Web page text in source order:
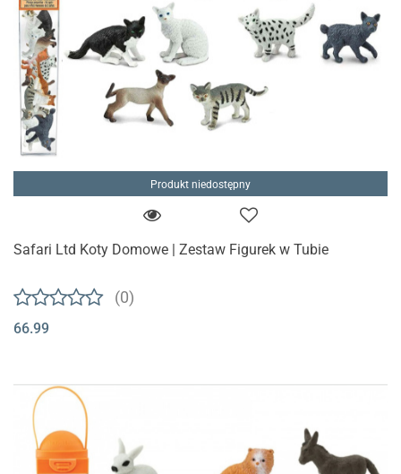
Produkt niedostępny
Safari Ltd Koty Domowe | Zestaw Figurek w Tubie
(0)
66.99